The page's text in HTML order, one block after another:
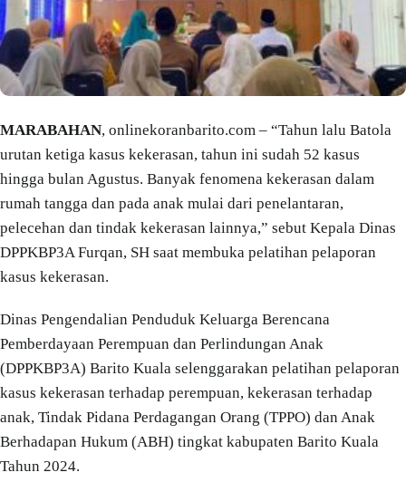
MARABAHAN, onlinekoranbarito.com – “Tahun lalu Batola
urutan ketiga kasus kekerasan, tahun ini sudah 52 kasus
hingga bulan Agustus. Banyak fenomena kekerasan dalam
rumah tangga dan pada anak mulai dari penelantaran,
pelecehan dan tindak kekerasan lainnya,” sebut Kepala Dinas
DPPKBP3A Furqan, SH saat membuka pelatihan pelaporan
kasus kekerasan.
Dinas Pengendalian Penduduk Keluarga Berencana
Pemberdayaan Perempuan dan Perlindungan Anak
(DPPKBP3A) Barito Kuala selenggarakan pelatihan pelaporan
kasus kekerasan terhadap perempuan, kekerasan terhadap
anak, Tindak Pidana Perdagangan Orang (TPPO) dan Anak
Berhadapan Hukum (ABH) tingkat kabupaten Barito Kuala
Tahun 2024.